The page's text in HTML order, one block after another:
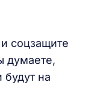
соцзащите
думаете,
на